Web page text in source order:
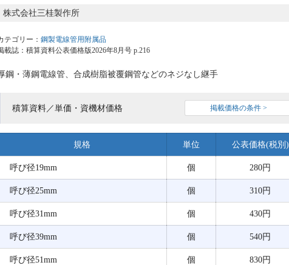
株式会社三桂製作所
テゴリー：鋼製電線管用附属品
載誌：積算資料公表価格版2026年8月号 p.216
鋼・薄鋼電線管、合成樹脂被覆鋼管などのネジなし継手
積算資料／単価・資機材価格 掲載価格の条件 >
規格 単位 公表価格(税別)
呼び径19mm 個 280円
呼び径25mm 個 310円
呼び径31mm 個 430円
呼び径39mm 個 540円
呼び径51mm 個 830円